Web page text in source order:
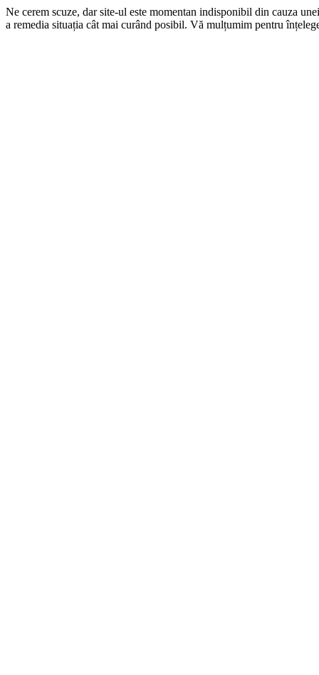
Ne cerem scuze, dar site-ul este momentan indisponibil din cauza
a remedia situația cât mai curând posibil. Vă mulțumim pentru